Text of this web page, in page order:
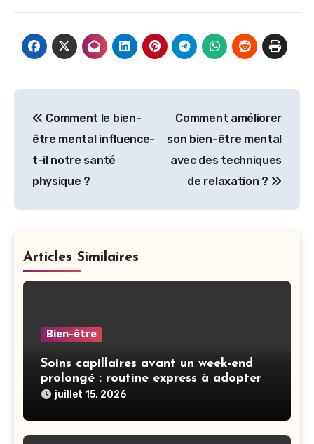
de
l’article
Comment le bien-
être mental influence-
t-il notre santé
physique ?
Comment améliorer
son bien-être mental
avec des techniques
de relaxation ?
Articles Similaires
Bien-être
Soins capillaires avant un week-end
prolongé : routine express à adopter
juillet 15, 2026